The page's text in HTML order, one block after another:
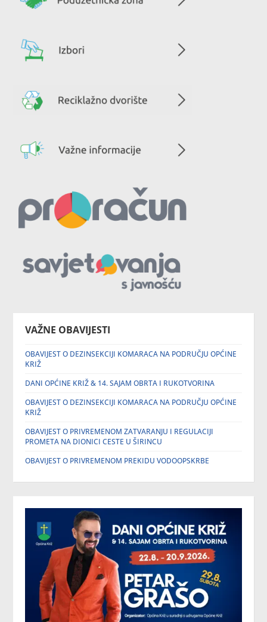
VAŽNE OBAVIJESTI
OBAVIJEST O DEZINSEKCIJI KOMARACA NA PODRUČJU OPĆINE
KRIŽ
DANI OPĆINE KRIŽ & 14. SAJAM OBRTA I RUKOTVORINA
OBAVIJEST O DEZINSEKCIJI KOMARACA NA PODRUČJU OPĆINE
KRIŽ
OBAVIJEST O PRIVREMENOM ZATVARANJU I REGULACIJI
PROMETA NA DIONICI CESTE U ŠIRINCU
OBAVIJEST O PRIVREMENOM PREKIDU VODOOPSKRBE